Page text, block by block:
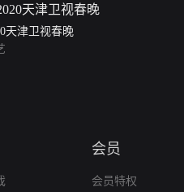
天津卫视春晚
会员
会员特权